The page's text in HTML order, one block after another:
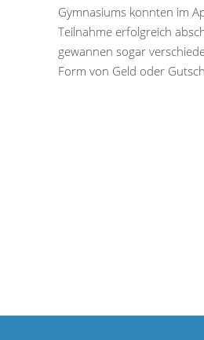
Gymnasiums konnten im
Teilnahme erfolgreich
gewannen sogar
Form von Geld oder